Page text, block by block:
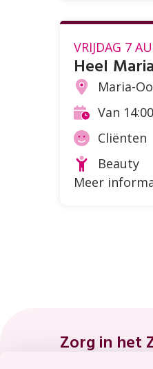
Heel
VRIJDAG 7
LocatieMaria-
Tijd Van
Doelgroep
Cliënten
Soort
activiteit
Beauty
Meer
Zorg in het